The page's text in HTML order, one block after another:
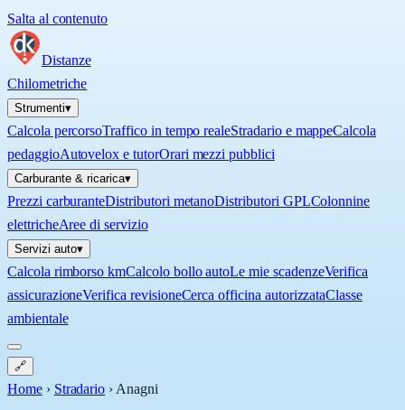
Salta al contenuto
Distanze
Chilometriche
Strumenti▾
Calcola percorsoTraffico in tempo realeStradario e mappeCalcola
pedaggioAutovelox e tutorOrari mezzi pubblici
Carburante & ricarica▾
Prezzi carburanteDistributori metanoDistributori GPLColonnine
elettricheAree di servizio
Servizi auto▾
Calcola rimborso kmCalcolo bollo autoLe mie scadenzeVerifica
assicurazioneVerifica revisioneCerca officina autorizzataClasse
ambientale
🔗
Home › Stradario › Anagni